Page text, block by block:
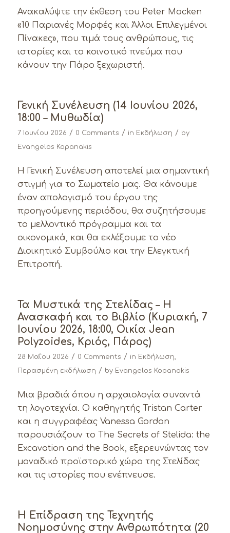
Ανακαλύψτε την έκθεση του Peter Macken
«10 Παριανές Μορφές και Άλλοι Επιλεγμένοι
Πίνακες», που τιμά τους ανθρώπους, τις
ιστορίες και το κοινοτικό πνεύμα που
κάνουν την Πάρο ξεχωριστή.
Γενική Συνέλευση (14 Ιουνίου 2026,
18:00 – Μυθωδία)
7 Ιουνίου 2026 / 0 Comments / in Εκδήλωση / by
Evangelos Kopanakis
Η Γενική Συνέλευση αποτελεί μια σημαντική
στιγμή για το Σωματείο μας. Θα κάνουμε
έναν απολογισμό του έργου της
προηγούμενης περιόδου, θα συζητήσουμε
το μελλοντικό πρόγραμμα και τα
οικονομικά, και θα εκλέξουμε το νέο
Διοικητικό Συμβούλιο και την Ελεγκτική
Επιτροπή.
Τα Μυστικά της Στελίδας – Η
Ανασκαφή και το Βιβλίο (Κυριακή, 7
Ιουνίου 2026, 18:00, Οικία Jean
Polyzoides, Κριός, Πάρος)
28 Μαΐου 2026 / 0 Comments / in Εκδήλωση
Περασμένη εκδήλωση / by Evangelos Kopanakis
Μια βραδιά όπου η αρχαιολογία συναντά
τη λογοτεχνία. Ο καθηγητής Tristan Carter
και η συγγραφέας Vanessa Gordon
παρουσιάζουν το The Secrets of Stelida: the
Excavation and the Book, εξερευνώντας τον
μοναδικό προϊστορικό χώρο της Στελίδας
και τις ιστορίες που ενέπνευσε.
Η Επίδραση της Τεχνητής
Νοημοσύνης στην Ανθρωπότητα (20